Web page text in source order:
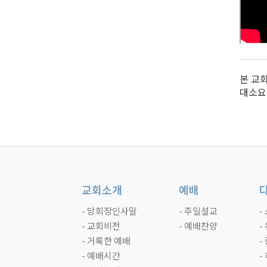
본 교
대소
교회소개
- 당회장인사말
- 교회비전
- 거룩한 예배
- 예배시간
예배
- 주일설교
- 예배찬양
-
-
-
-